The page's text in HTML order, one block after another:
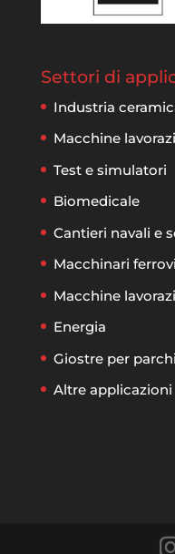
Settori di
Industria
Macchine
Test e simulatori
Biomedicale
Cantieri navali e
Macchinari
Macchine
Energia
Giostre per
Altre applicazioni